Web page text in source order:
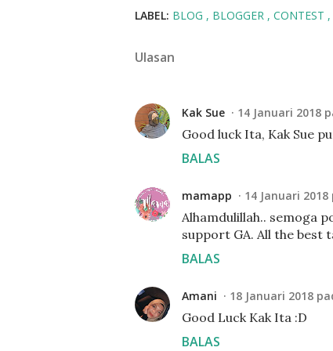
LABEL: BLOG BLOGGER CONTEST
Ulasan
Kak Sue 14 Januari 2018
Good luck Ita, Kak Sue
BALAS
mamapp 14 Januari 2018
Alhamdulillah.. semoga
support GA. All the best
BALAS
Amani 18 Januari 2018
Good Luck Kak Ita :D
BALAS